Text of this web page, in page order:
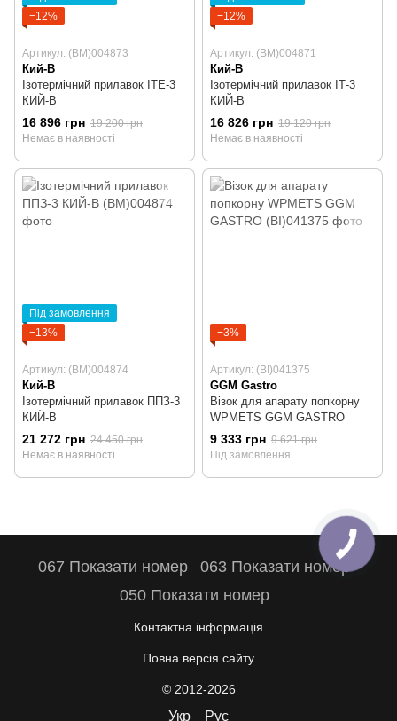
−12%
Артикул: (BM)004873
Кий-В
Ізотермічний прилавок ІТЕ-3
КИЙ-В
16 896 грн 19 200 грн
Немає в наявності
−12%
Артикул: (BM)004871
Кий-В
Ізотермічний прилавок ІТ-3
КИЙ-В
16 826 грн 19 120 грн
Немає в наявності
Під замовлення
−13%
Артикул: (BM)004874
Кий-В
Ізотермічний прилавок ППЗ-3
КИЙ-В
21 272 грн 24 450 грн
Немає в наявності
−3%
Артикул: (BI)041375
GGM Gastro
Візок для апарату попкорну
WPMETS GGM GASTRO
9 333 грн 9 621 грн
Під замовлення
067 Показати номер
063 Показати номер
050 Показати номер
Контактна інформація
Повна версія сайту
© 2012-2026
Укр Рус